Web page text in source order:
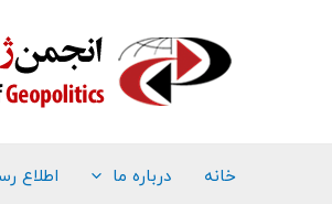
خانه درباره ما اطلاع